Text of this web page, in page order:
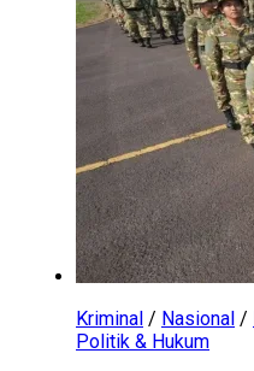
Kriminal / Nasional /
Politik & Hukum